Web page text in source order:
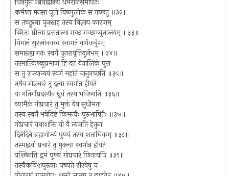
कर्मणा मनसा पूतो विष्णुलोकं स गच्छतु ॥३२॥
स तच्छ्रुत्वा पुनश्चाह तस्य विज्ञाय कारणम्
स्मितः प्रीत्या प्रसन्नात्मा गच्छ गच्छाच्युतालयम् ॥३३॥
विमानं सुरलोकाच्च स्वागतं वर्णकर्बुरम्
समारुह्य गतः स्वर्गं पुनरावृत्तिदुर्लभम् ॥३४॥
तस्मात्किष्कुप्रमाणं हि दत्तं येनालिकं पुरा
स तु राज्यान्वयं स्वर्गं महांतं चानुगच्छति ॥३५॥
तथैव गोप्रचारं तु दत्वा स्वर्गान्न हीयते
या गतिर्गोप्रदस्यैव ध्रुवं तस्य भविष्यति ॥३६॥
व्यामैकं गोप्रचारं तु मुक्तं येन सुधीमता
तस्य स्वर्गं भवेदिष्टं किमन्यैः पुरुभाषितैः ॥३७॥
गोप्रचारं यथाशक्ति यो वै त्यजति हेतुना
दिनेदिने ब्रह्मभोज्यं पुण्यं तस्य शताधिकम् ॥३८॥
तस्माद्गवां प्रचारं तु मुक्त्वा स्वर्गान्न हीयते
यश्छिनत्ति द्रुमं पुण्यं गोप्रचारं छिनत्यपि ॥३९॥
तस्यैकविंशपुरुषाः पच्यंते रौरवेषु च